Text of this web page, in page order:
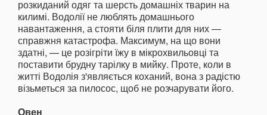
розкиданий одяг та шерсть домашніх тварин на
килимі. Водолії не люблять домашнього
навантаження, а стояти біля плити для них —
справжня катастрофа. Максимум, на що вони
здатні, — це розігріти їжу в мікрохвильовці та
поставити брудну тарілку в мийку. Проте, коли в
житті Водолія з'являється коханий, вона з радістю
візьметься за пилосос, щоб не розчарувати його.
Овен